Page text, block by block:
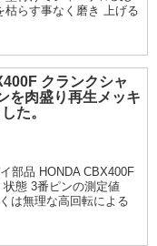
枯らす事なく磨き 上げる
クランクシャ
を肉盛り再生メッキ
た。
部品 HONDA CBX400F
態 3番ピンの測定値
は無理な高回転による